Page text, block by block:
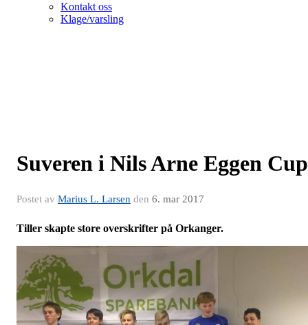
Kontakt oss
Klage/varsling
Suveren i Nils Arne Eggen Cup
Postet av Marius L. Larsen den 6. mar 2017
Tiller skapte store overskrifter på Orkanger.